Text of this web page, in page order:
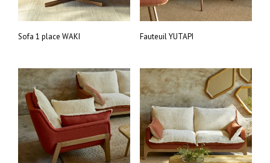
Sofa 1 place WAKI Fauteuil YUTAPI